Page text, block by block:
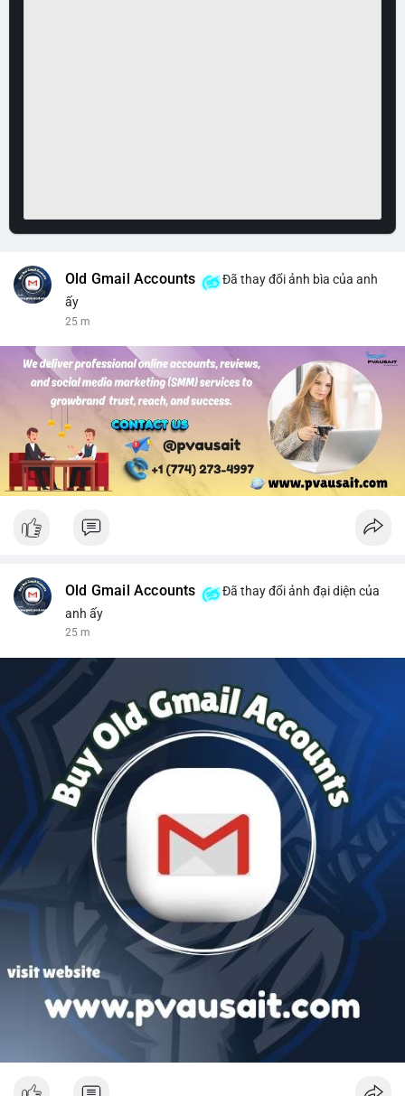
Old Gmail Accounts
Đã thay đổi ảnh bìa của anh
ấy
25 m
Old Gmail Accounts
Đã thay đổi ảnh đại diện của
anh ấy
25 m